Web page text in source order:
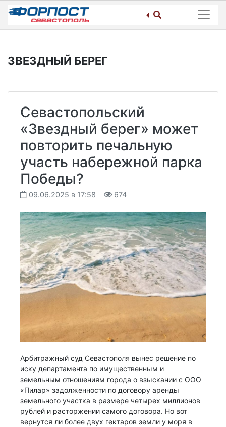
Skip
content
ЗВЕЗДНЫЙ БЕРЕГ
Севастопольский
«Звездный берег» может
повторить печальную
участь набережной парка
Победы?
09.06.2025 в 17:58 674
Арбитражный суд Севастополя вынес решение по
иску департамента по имущественным и
земельным отношениям города о взыскании с ООО
«Пилар» задолженности по договору аренды
земельного участка в размере четырех миллионов
рублей и расторжении самого договора. Но вот
вернутся ли более двух гектаров земли у моря в